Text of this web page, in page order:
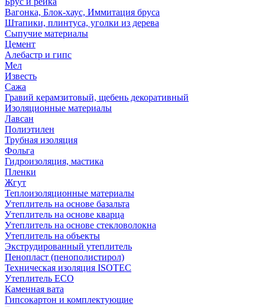
Вагонка, Блок-хаус, Иммитация бруса
Штапики, плинтуса, уголки из дерева
Сыпучие материалы
Цемент
Алебастр и гипс
Мел
Известь
Сажа
Гравий керамзитовый, щебень декоративный
Изоляционные материалы
Лавсан
Полиэтилен
Трубная изоляция
Фольга
Гидроизоляция, мастика
Пленки
Жгут
Теплоизоляционные материалы
Утеплитель на основе базальта
Утеплитель на основе кварца
Утеплитель на основе стекловолокна
Утеплитель на объекты
Экструдированный утеплитель
Пенопласт (пенополистирол)
Техническая изоляция ISOTEC
Утеплитель ECO
Каменная вата
Гипсокартон и комплектующие